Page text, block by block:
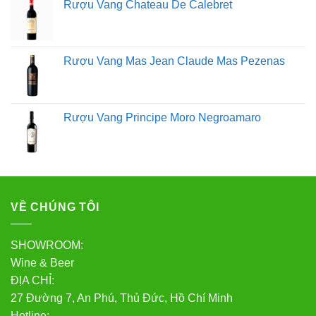
Rượu trắng : Đổ rượu khoảng 1/3 ly.
Rượu sâm banh: Đổ không quá 2/3 ly.
Hầu hết các loại rượu vang đỏ đều có lợi từ quá trình
gạn, nhưng các loại rượu khác cũng có thể được gạn
trong thời gian ngắn.
gạn và để cho nó có bọt khí.Gạn rượu của bạn sẽ làm
tăng hương thơm và hương vị của rượu. Gạn cũng là
một cách tuyệt vời để loại bỏ sulfit và cặn lắng trong các
khí trước khi uống.
Giữ đúng chiếc ly của bạn
Nghi thức dùng đồ thủy tinh cũng là một yếu tố cần thiết
của toàn bộ trải nghiệm uống rượu.
rượu bằng thân ly để hơi ấm từ tay không truyền sang
rượu.Để có một tay cầm ổn định, chỉ cần đặt ngón tay
Rượu Vang Chateau De Calebret
Rượu Vang Mas Jean Claude Mas Pezenas
Rượu Vang Principe Moro Negroamaro
VỀ CHÚNG TÔI
SHOWROOM:
Wine & Beer
ĐỊA CHỈ:
27 Đường 7, An Phú, Thủ Đức, Hồ Chí Minh